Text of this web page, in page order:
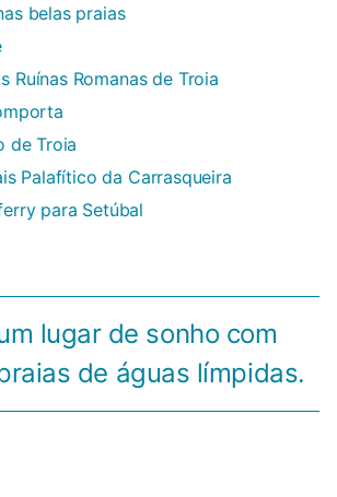
belas praias
Ruínas Romanas de Troia
de Troia
Palafítico da Carrasqueira
para Setúbal
lugar de sonho com
de águas límpidas.